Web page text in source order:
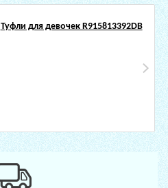
Туфли для девочек R915813392DB